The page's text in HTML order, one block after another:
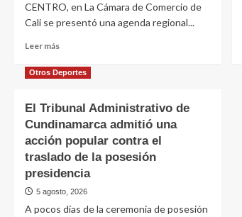
CENTRO, en La Cámara de Comercio de
Cali se presentó una agenda regional...
Leer más
Otros Deportes
El Tribunal Administrativo de
Cundinamarca admitió una
acción popular contra el
traslado de la posesión
presidencia
5 agosto, 2026
A pocos días de la ceremonia de posesión